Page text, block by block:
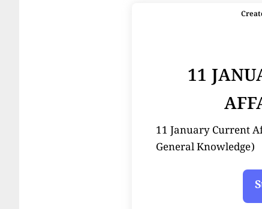
11
11 January Current
General Knowledge)